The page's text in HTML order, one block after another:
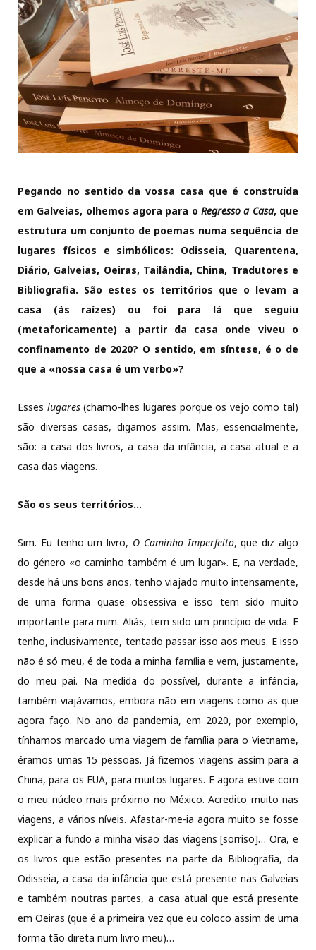
Pegando no sentido da vossa casa que é construída
em Galveias, olhemos agora para o Regresso a Casa, que
estrutura um conjunto de poemas numa sequência de
lugares físicos e simbólicos: Odisseia, Quarentena,
Diário, Galveias, Oeiras, Tailândia, China, Tradutores e
Bibliografia. São estes os territórios que o levam a
casa (às raízes) ou foi para lá que seguiu
(metaforicamente) a partir da casa onde viveu o
confinamento de 2020? O sentido, em síntese, é o de
que a «nossa casa é um verbo»?
Esses lugares(chamo-lhes lugares porque os vejo como tal)
são diversas casas, digamos assim. Mas, essencialmente,
são: a casa dos livros, a casa da infância, a casa atual e a
casa das viagens.
São os seus territórios…
Sim. Eu tenho um livro, O Caminho Imperfeito, que diz algo
do género «o caminho também é um lugar». E, na verdade,
desde há uns bons anos, tenho viajado muito intensamente,
de uma forma quase obsessiva e isso tem sido muito
importante para mim. Aliás, tem sido um princípio de vida. E
tenho, inclusivamente, tentado passar isso aos meus. E isso
não é só meu, é de toda a minha família e vem, justamente,
do meu pai. Na medida do possível, durante a infância,
também viajávamos, embora não em viagens como as que
agora faço. No ano da pandemia, em 2020, por exemplo,
tínhamos marcado uma viagem de família para o Vietname,
éramos umas 15 pessoas. Já fizemos viagens assim para a
China, para os EUA, para muitos lugares. E agora estive com
o meu núcleo mais próximo no México. Acredito muito nas
viagens, a vários níveis. Afastar-me-ia agora muito se fosse
explicar a fundo a minha visão das viagens [sorriso]… Ora, e
os livros que estão presentes na parte da Bibliografia, da
Odisseia, a casa da infância que está presente nas Galveias
e também noutras partes, a casa atual que está presente
em Oeiras (que é a primeira vez que eu coloco assim de uma
forma tão direta num livro meu)…